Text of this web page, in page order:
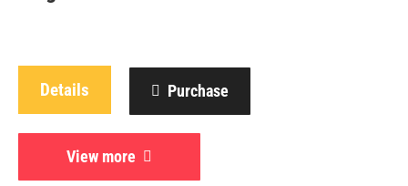
Details Purchase
View more